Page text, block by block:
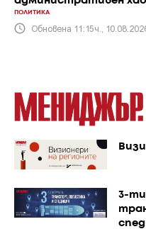
ПОЛИТИКА
Обновена 11:15ч.,
3-ти